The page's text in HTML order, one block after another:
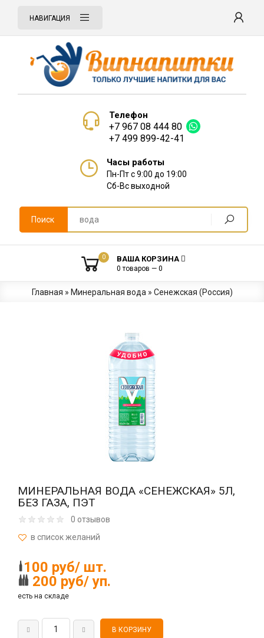
НАВИГАЦИЯ
Телефон
+7 967 08 444 80
+7 499 899-42-41
Часы работы
Пн-Пт с 9:00 до 19:00
Сб-Вс выходной
Поиск
0 ВАША КОРЗИНА
0 товаров — 0
Главная » Минеральная вода » Сенежская (Россия)
МИНЕРАЛЬНАЯ ВОДА «СЕНЕЖСКАЯ» 5Л,
БЕЗ ГАЗА, ПЭТ
0 отзывов
100 руб/ шт.
200 руб/ уп.
есть на складе